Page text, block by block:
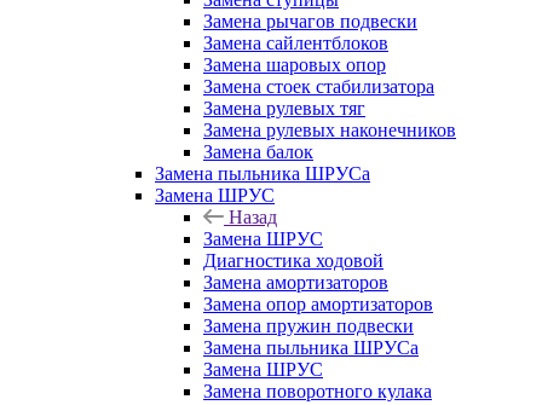
Замена рычагов подвески
Замена сайлентблоков
Замена шаровых опор
Замена стоек стабилизатора
Замена рулевых тяг
Замена рулевых наконечников
Замена балок
Замена пыльника ШРУСа
Замена ШРУС
Назад
Замена ШРУС
Диагностика ходовой
Замена амортизаторов
Замена опор амортизаторов
Замена пружин подвески
Замена пыльника ШРУСа
Замена ШРУС
Замена поворотного кулака